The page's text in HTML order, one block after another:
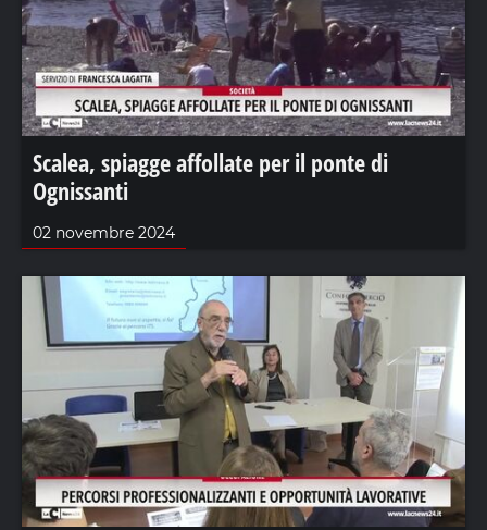
Scalea, spiagge affollate per il ponte di
Ognissanti
02 novembre 2024